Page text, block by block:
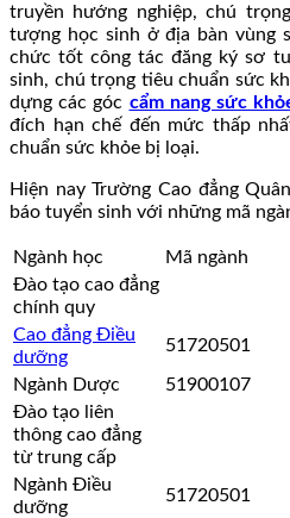
truyền hướng nghiệp, chú
tượng học sinh ở địa bàn vùng
chức tốt công tác đăng ký sơ
sinh, chú trọng tiêu chuẩn sức
dựng các góc cẩm nang sức
đích hạn chế đến mức thấp
chuẩn sức khỏe bị loại.
Hiện nay Trường Cao đẳng
báo tuyển sinh với những mã
Ngành học Mã ngành
Đào tạo cao đẳng
chính quy
Cao đẳng Điều
dưỡng
51720501
Ngành Dược 51900107
Đào tạo liên
thông cao đẳng
từ trung cấp
Ngành Điều
dưỡng
51720501